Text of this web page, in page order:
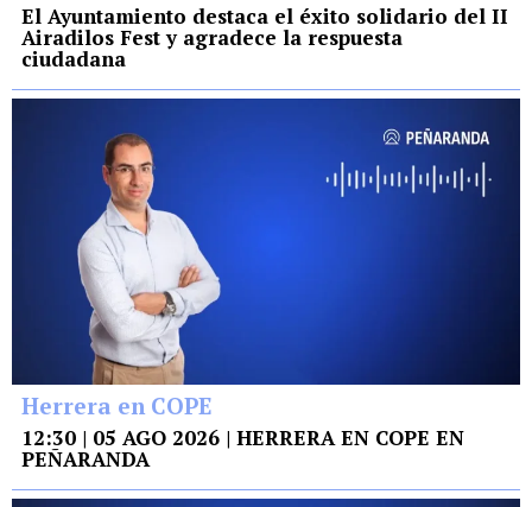
El Ayuntamiento destaca el éxito solidario del II
Airadilos Fest y agradece la respuesta
ciudadana
Herrera en COPE
12:30 | 05 AGO 2026 | HERRERA EN COPE EN
PEÑARANDA